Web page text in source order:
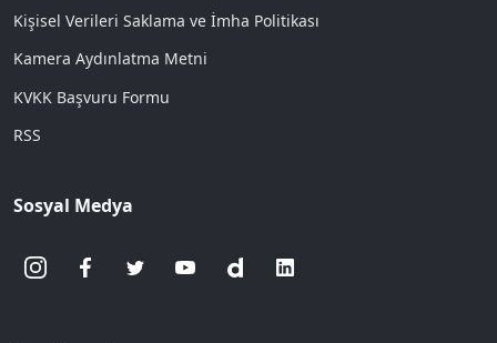
Kişisel Verileri Saklama ve İmha Politikası
Kamera Aydınlatma Metni
KVKK Başvuru Formu
RSS
Sosyal Medya